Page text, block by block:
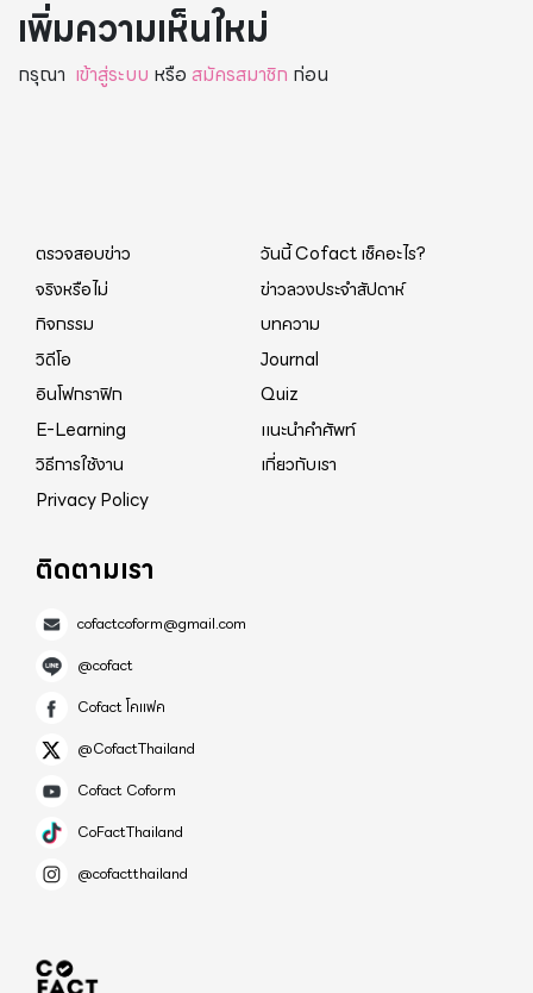
เพิ่มความเห็นใหม่
กรุณา เข้าสู่ระบบ หรือ สมัครสมาชิก ก่อน
ตรวจสอบข่าว
วันนี้ Cofact เช็คอะไร?
จริงหรือไม่
ข่าวลวงประจำสัปดาห์
กิจกรรม
บทความ
วิดีโอ
Journal
อินโฟกราฟิก
Quiz
E-Learning
แนะนำคำศัพท์
วิธีการใช้งาน
เกี่ยวกับเรา
Privacy Policy
ติดตามเรา
cofactcoform@gmail.com
@cofact
Cofact โคแฟค
@CofactThailand
Cofact Coform
CoFactThailand
@cofactthailand